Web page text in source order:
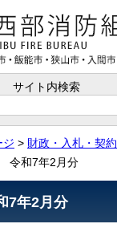
サイト内検索
ジ > 財政・入札・契約
令和7年2月分
7年2月分